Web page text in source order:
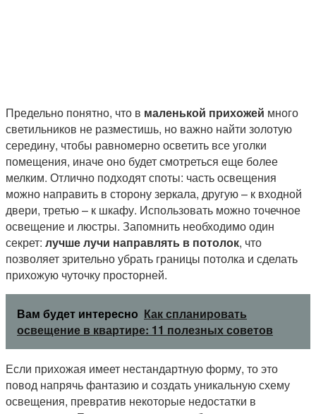
Предельно понятно, что в маленькой прихожей много
светильников не разместишь, но важно найти золотую
середину, чтобы равномерно осветить все уголки
помещения, иначе оно будет смотреться еще более
мелким. Отлично подходят споты: часть освещения
можно направить в сторону зеркала, другую – к входной
двери, третью – к шкафу. Использовать можно точечное
освещение и люстры. Запомнить необходимо один
секрет: лучше лучи направлять в потолок, что
позволяет зрительно убрать границы потолка и сделать
прихожую чуточку просторней.
Вам будет интересно Как спланировать
освещение в квартире: 11 полезных советов
Если прихожая имеет нестандартную форму, то это
повод напрячь фантазию и создать уникальную схему
освещения, превратив некоторые недостатки в